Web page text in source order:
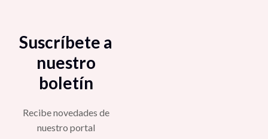
Suscríbete a
nuestro
boletín
Recibe novedades de
nuestro portal